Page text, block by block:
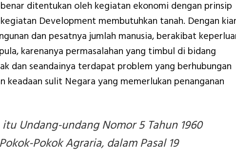
ditentukan oleh kegiatan ekonomi dengan prinsip
Development membutuhkan tanah. Dengan
dan pesatnya jumlah manusia, berakibat
karenanya permasalahan yang timbul di bidang
dan seandainya terdapat problem yang berhubungan
keadaan sulit Negara yang memerlukan penanganan
Undang-undang Nomor 5 Tahun 1960
Pokok Agraria, dalam Pasal 19